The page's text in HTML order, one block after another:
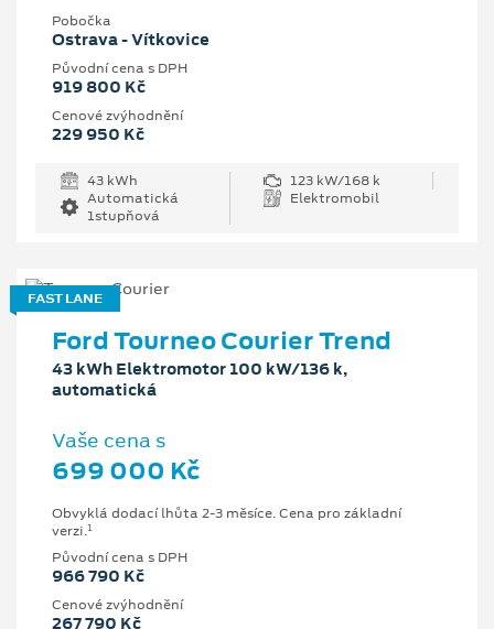
Pobočka
Ostrava - Vítkovice
Původní cena s DPH
919 800 Kč
Cenové zvýhodnění
229 950 Kč
43 kWh
123 kW/168 k
Automatická
1stupňová
Elektromobil
FAST LANE
Ford Tourneo Courier Trend
43 kWh Elektromotor 100 kW/136 k,
automatická
Vaše cena s
699 000 Kč
Obvyklá dodací lhůta 2-3 měsíce. Cena pro základní
verzi.1
Původní cena s DPH
966 790 Kč
Cenové zvýhodnění
267 790 Kč